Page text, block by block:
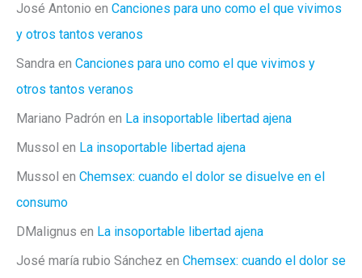
José Antonio en Canciones para uno como el que vivimos
y otros tantos veranos
Sandra en Canciones para uno como el que vivimos y
otros tantos veranos
Mariano Padrón en La insoportable libertad ajena
Mussol en La insoportable libertad ajena
Mussol en Chemsex: cuando el dolor se disuelve en el
consumo
DMalignus en La insoportable libertad ajena
José maría rubio Sánchez en Chemsex: cuando el dolor se